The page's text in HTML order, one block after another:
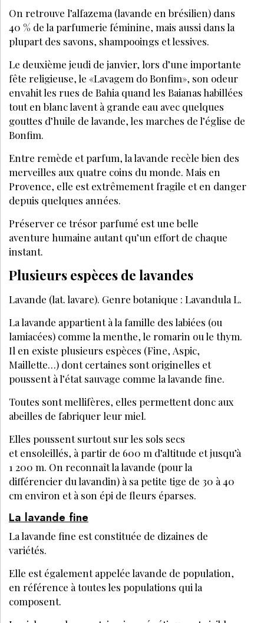
On retrouve l’alfazema (lavande en brésilien) dans
40 % de la parfumerie féminine, mais aussi dans la
plupart des savons, shampooings et lessives.
Le deuxième jeudi de janvier, lors d’une importante
fête religieuse, le «Lavagem do Bonfim», son odeur
envahit les rues de Bahia quand les Baianas habillées
tout en blanc lavent à grande eau avec quelques
gouttes d’huile de lavande, les marches de l’église de
Bonfim.
Entre remède et parfum, la lavande recèle bien des
merveilles aux quatre coins du monde. Mais en
Provence, elle est extrêmement fragile et en danger
depuis quelques années.
Préserver ce trésor parfumé est une belle
aventure humaine autant qu’un effort de chaque
instant.
Plusieurs espèces de lavandes
Lavande (lat. lavare). Genre botanique : Lavandula L.
La lavande appartient à la famille des labiées (ou
lamiacées) comme la menthe, le romarin ou le thym.
Il en existe plusieurs espèces (Fine, Aspic,
Maillette…) dont certaines sont originelles et
poussent à l’état sauvage comme la lavande fine.
Toutes sont mellifères, elles permettent donc aux
abeilles de fabriquer leur miel.
Elles poussent surtout sur les sols secs
et ensoleillés, à partir de 600 m d’altitude et jusqu’à
1 200 m. On reconnaît la lavande (pour la
différencier du lavandin) à sa petite tige de 30 à 40
cm environ et à son épi de fleurs éparses.
La lavande fine
La lavande fine est constituée de dizaines de
variétés.
Elle est également appelée lavande de population,
en référence à toutes les populations qui la
composent.